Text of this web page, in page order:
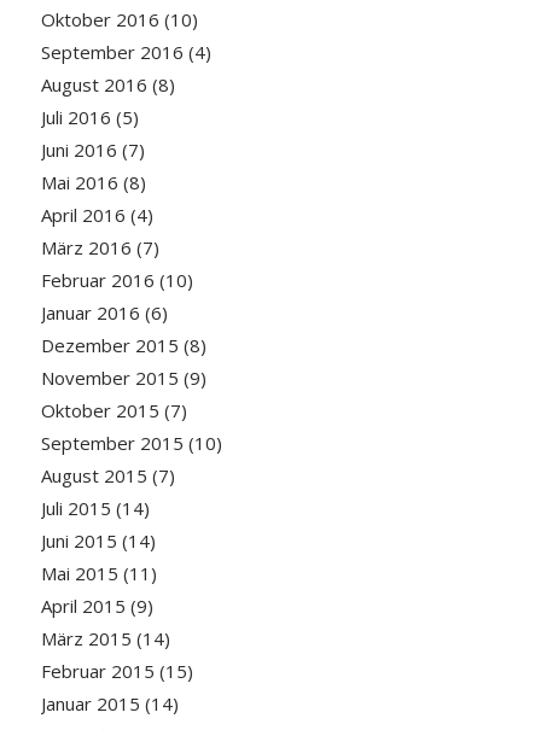
Oktober 2016 (10)
September 2016 (4)
August 2016 (8)
Juli 2016 (5)
Juni 2016 (7)
Mai 2016 (8)
April 2016 (4)
März 2016 (7)
Februar 2016 (10)
Januar 2016 (6)
Dezember 2015 (8)
November 2015 (9)
Oktober 2015 (7)
September 2015 (10)
August 2015 (7)
Juli 2015 (14)
Juni 2015 (14)
Mai 2015 (11)
April 2015 (9)
März 2015 (14)
Februar 2015 (15)
Januar 2015 (14)